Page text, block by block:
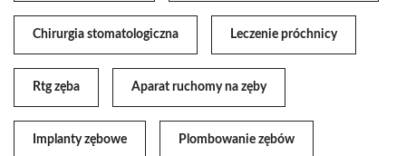
Chirurgia stomatologiczna Leczenie próchnicy
Rtg zęba Aparat ruchomy na zęby
Implanty zębowe Plombowanie zębów